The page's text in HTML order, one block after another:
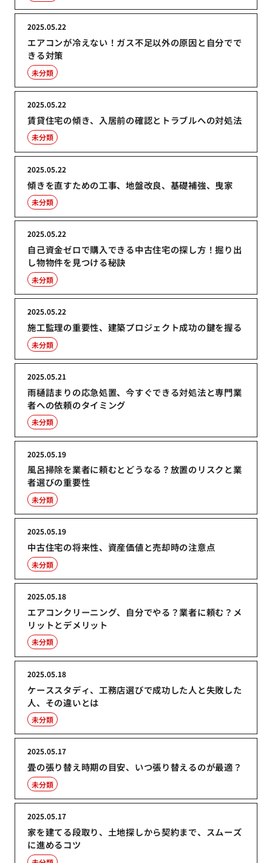
エアコンが冷えない！ガス不足以外の原因と自分でで
きる対策
2025.05.22
未分類
賃貸住宅の傾き、入居前の確認とトラブルへの対処法
2025.05.22
未分類
傾きを直すための工事、地盤改良、基礎補強、曳家
2025.05.22
未分類
自己資金ゼロで購入できる中古住宅の探し方！掘り出
し物物件を見つける秘訣
2025.05.22
未分類
施工監理の重要性、建築プロジェクト成功の鍵を握る
2025.05.22
未分類
雨樋詰まりの応急処置、今すぐできる対処法と専門業
者への依頼のタイミング
2025.05.21
未分類
風呂掃除を業者に頼むとどうなる？放置のリスクと業
者選びの重要性
2025.05.19
未分類
中古住宅の将来性、資産価値と売却時の注意点
2025.05.19
未分類
エアコンクリーニング、自分でやる？業者に頼む？メ
リットとデメリット
2025.05.18
未分類
ケーススタディ、工務店選びで成功した人と失敗した
人、その違いとは
2025.05.18
未分類
畳の張り替え時期の目安、いつ張り替えるのが最適？
2025.05.17
未分類
家を建てる段取り、土地探しから契約まで、スムーズ
に進めるコツ
2025.05.17